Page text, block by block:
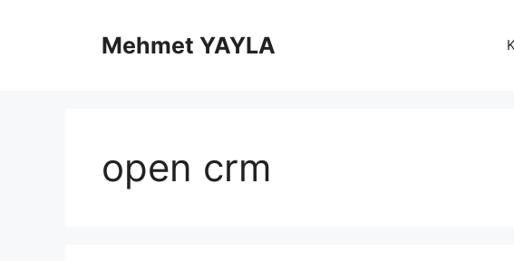
Mehmet YAYLA
open crm